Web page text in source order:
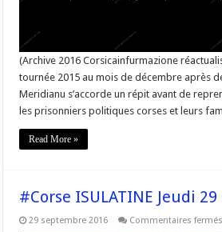
(Archive 2016 Corsicainfurmazione
tournée 2015 au mois de décembre après
Meridianu s’accorde un répit avant de
les prisonniers politiques corses et leurs
Read More »
#Corse ISULATINE Jeudi
29 septembre 2016 Commentaires fermés